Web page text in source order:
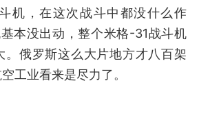
机，在这次战斗中都没什么作
本没出动，整个米格-31战斗机
。俄罗斯这么大片地方才八百架
工业看来是尽力了。